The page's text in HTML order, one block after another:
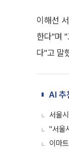
이해선
한다"며
다"고 말
AI 추
서울
"서울
이마